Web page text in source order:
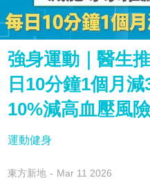
強身運動｜醫生
日10分鐘1個月
10%減高血壓風險
運動健身
東方新地 Mar 11 2026